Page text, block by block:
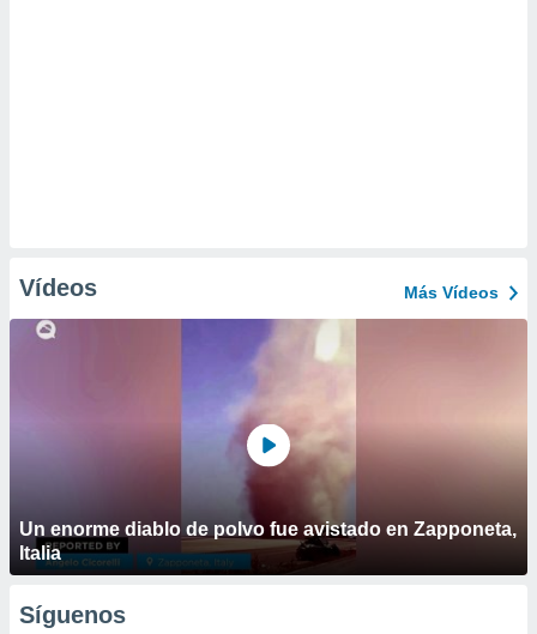
Vídeos Más Vídeos
Un enorme diablo de polvo fue avistado en Zapponeta,
Italia
Síguenos